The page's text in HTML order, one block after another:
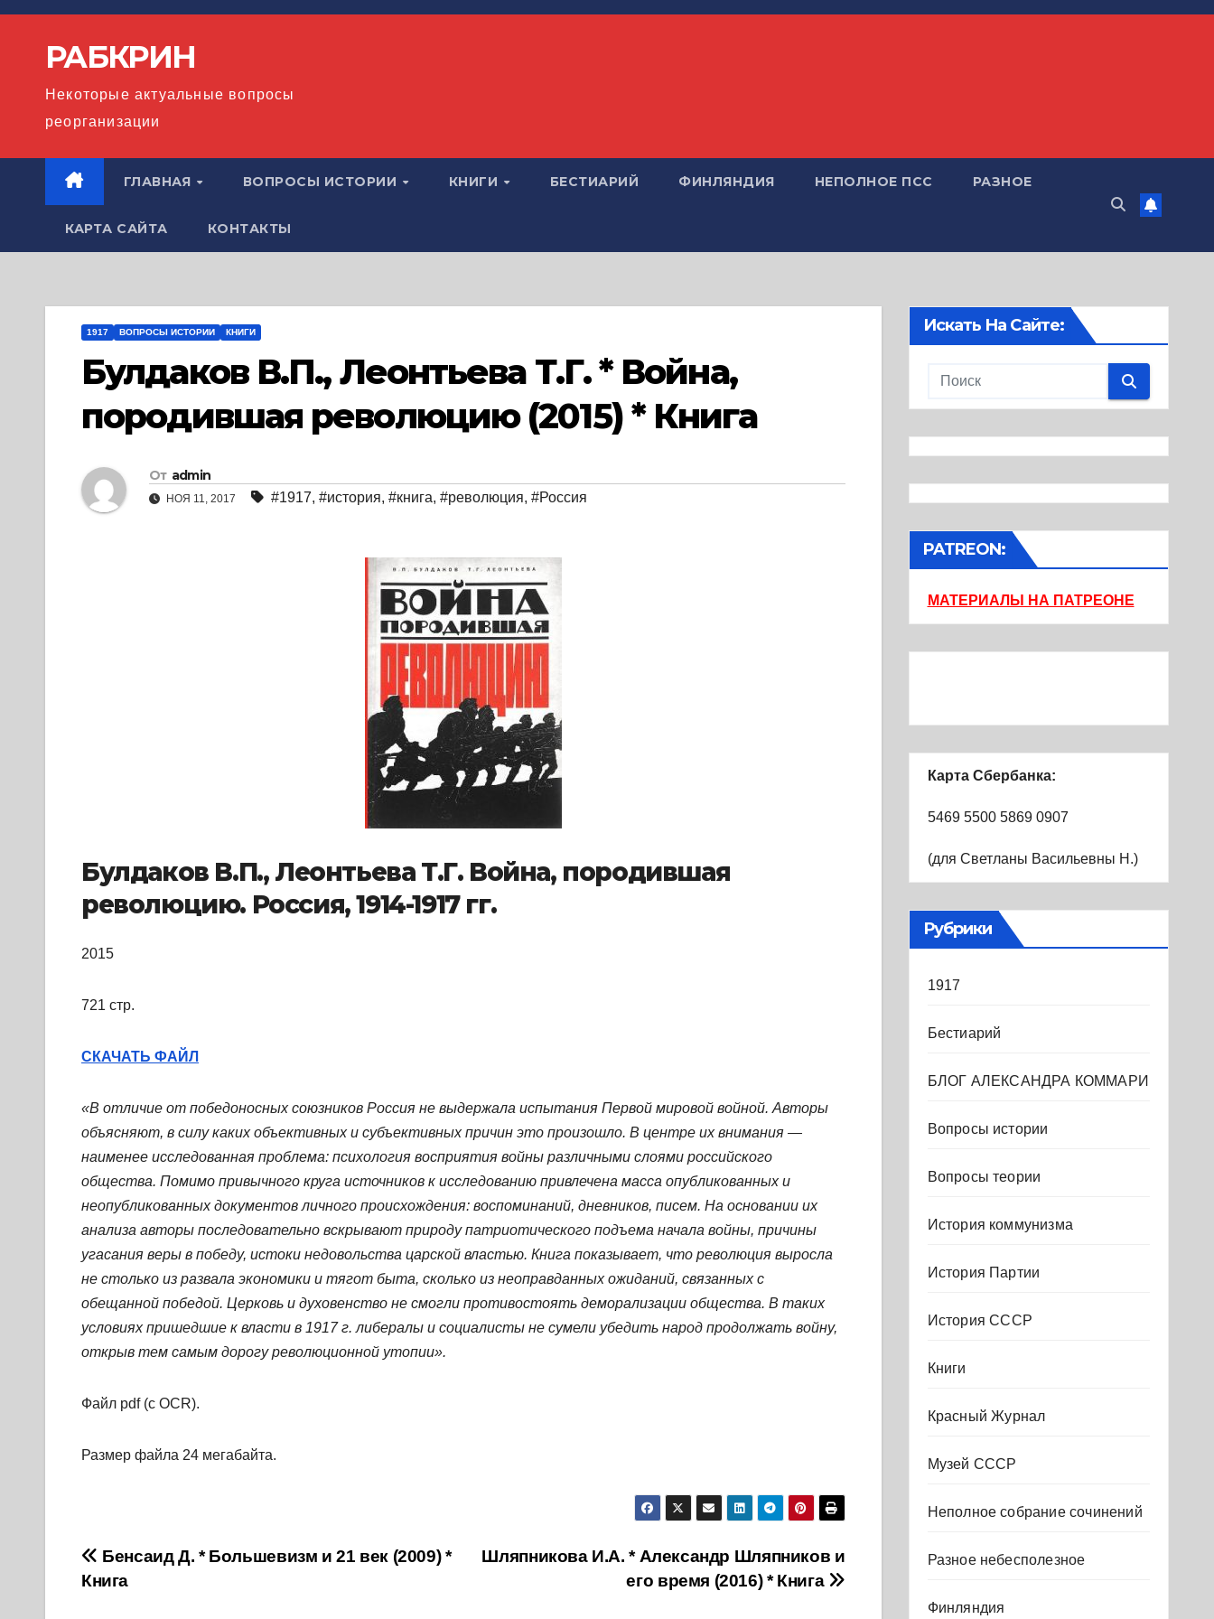
Перейти
содержимомуРАБКРИН
Некоторые актуальные вопросы
реорганизации
ГЛАВНАЯ ВОПРОСЫ ИСТОРИИ КНИГИ БЕСТИАРИЙ ФИНЛЯНДИЯ НЕПОЛНОЕ ПСС РАЗНОЕ
КАРТА САЙТА КОНТАКТЫ
1917 ВОПРОСЫ ИСТОРИИ КНИГИ
Булдаков В.П., Леонтьева Т.Г. * Война,
породившая революцию (2015) * Книга
От admin
НОЯ 11, 2017 #1917, #история, #книга, #революция, #Россия
Булдаков В.П., Леонтьева Т.Г. Война, породившая
революцию. Россия, 1914-1917 гг.
2015
721 стр.
СКАЧАТЬ ФАЙЛ
«В отличие от победоносных союзников Россия не выдержала испытания Первой мировой войной. Авторы
объясняют, в силу каких объективных и субъективных причин это произошло. В центре их внимания —
наименее исследованная проблема: психология восприятия войны различными слоями российского
общества. Помимо привычного круга источников к исследованию привлечена масса опубликованных и
неопубликованных документов личного происхождения: воспоминаний, дневников, писем. На основании их
анализа авторы последовательно вскрывают природу патриотического подъема начала войны, причины
угасания веры в победу, истоки недовольства царской властью. Книга показывает, что революция выросла
не столько из развала экономики и тягот быта, сколько из неоправданных ожиданий, связанных с
обещанной победой. Церковь и духовенство не смогли противостоять деморализации общества. В таких
условиях пришедшие к власти в 1917 г. либералы и социалисты не сумели убедить народ продолжать войну,
открыв тем самым дорогу революционной утопии».
Файл pdf (с OCR).
Размер файла 24 мегабайта.
Навигация
Шляпникова И.А. * Александр Шляпников и
его время (2016) * Книга
Бенсаид Д. * Большевизм и 21 век (2009) *
Книга
Искать На Сайте:
PATREON:
МАТЕРИАЛЫ НА ПАТРЕОНЕ
Карта Сбербанка:
5469 5500 5869 0907
(для Светланы Васильевны Н.)
Рубрики
1917
Бестиарий
БЛОГ АЛЕКСАНДРА КОММАРИ
Вопросы истории
Вопросы теории
История коммунизма
История Партии
История СССР
Книги
Красный Журнал
Музей СССР
Неполное собрание сочинений
Разное небесполезное
Финляндия